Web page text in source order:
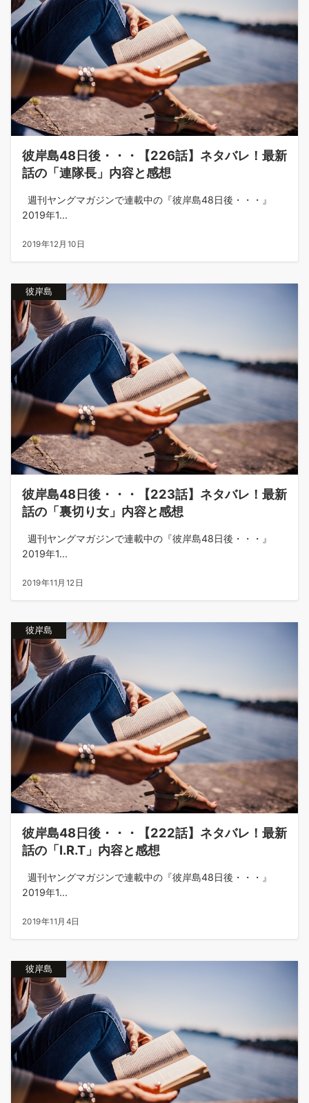
彼岸島48日後・・・【226話】ネタバレ！最新
話の「連隊長」内容と感想
週刊ヤングマガジンで連載中の『彼岸島48日後・・・』
2019年1...
2019年12月10日
彼岸島
彼岸島48日後・・・【223話】ネタバレ！最新
話の「裏切り女」内容と感想
週刊ヤングマガジンで連載中の『彼岸島48日後・・・』
2019年1...
2019年11月12日
彼岸島
彼岸島48日後・・・【222話】ネタバレ！最新
話の「I.R.T」内容と感想
週刊ヤングマガジンで連載中の『彼岸島48日後・・・』
2019年1...
2019年11月4日
彼岸島